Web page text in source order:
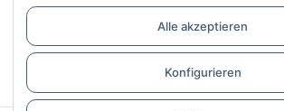
Alle akzeptieren
Konfigurieren
Bewertungen
Vertrag widerrufen